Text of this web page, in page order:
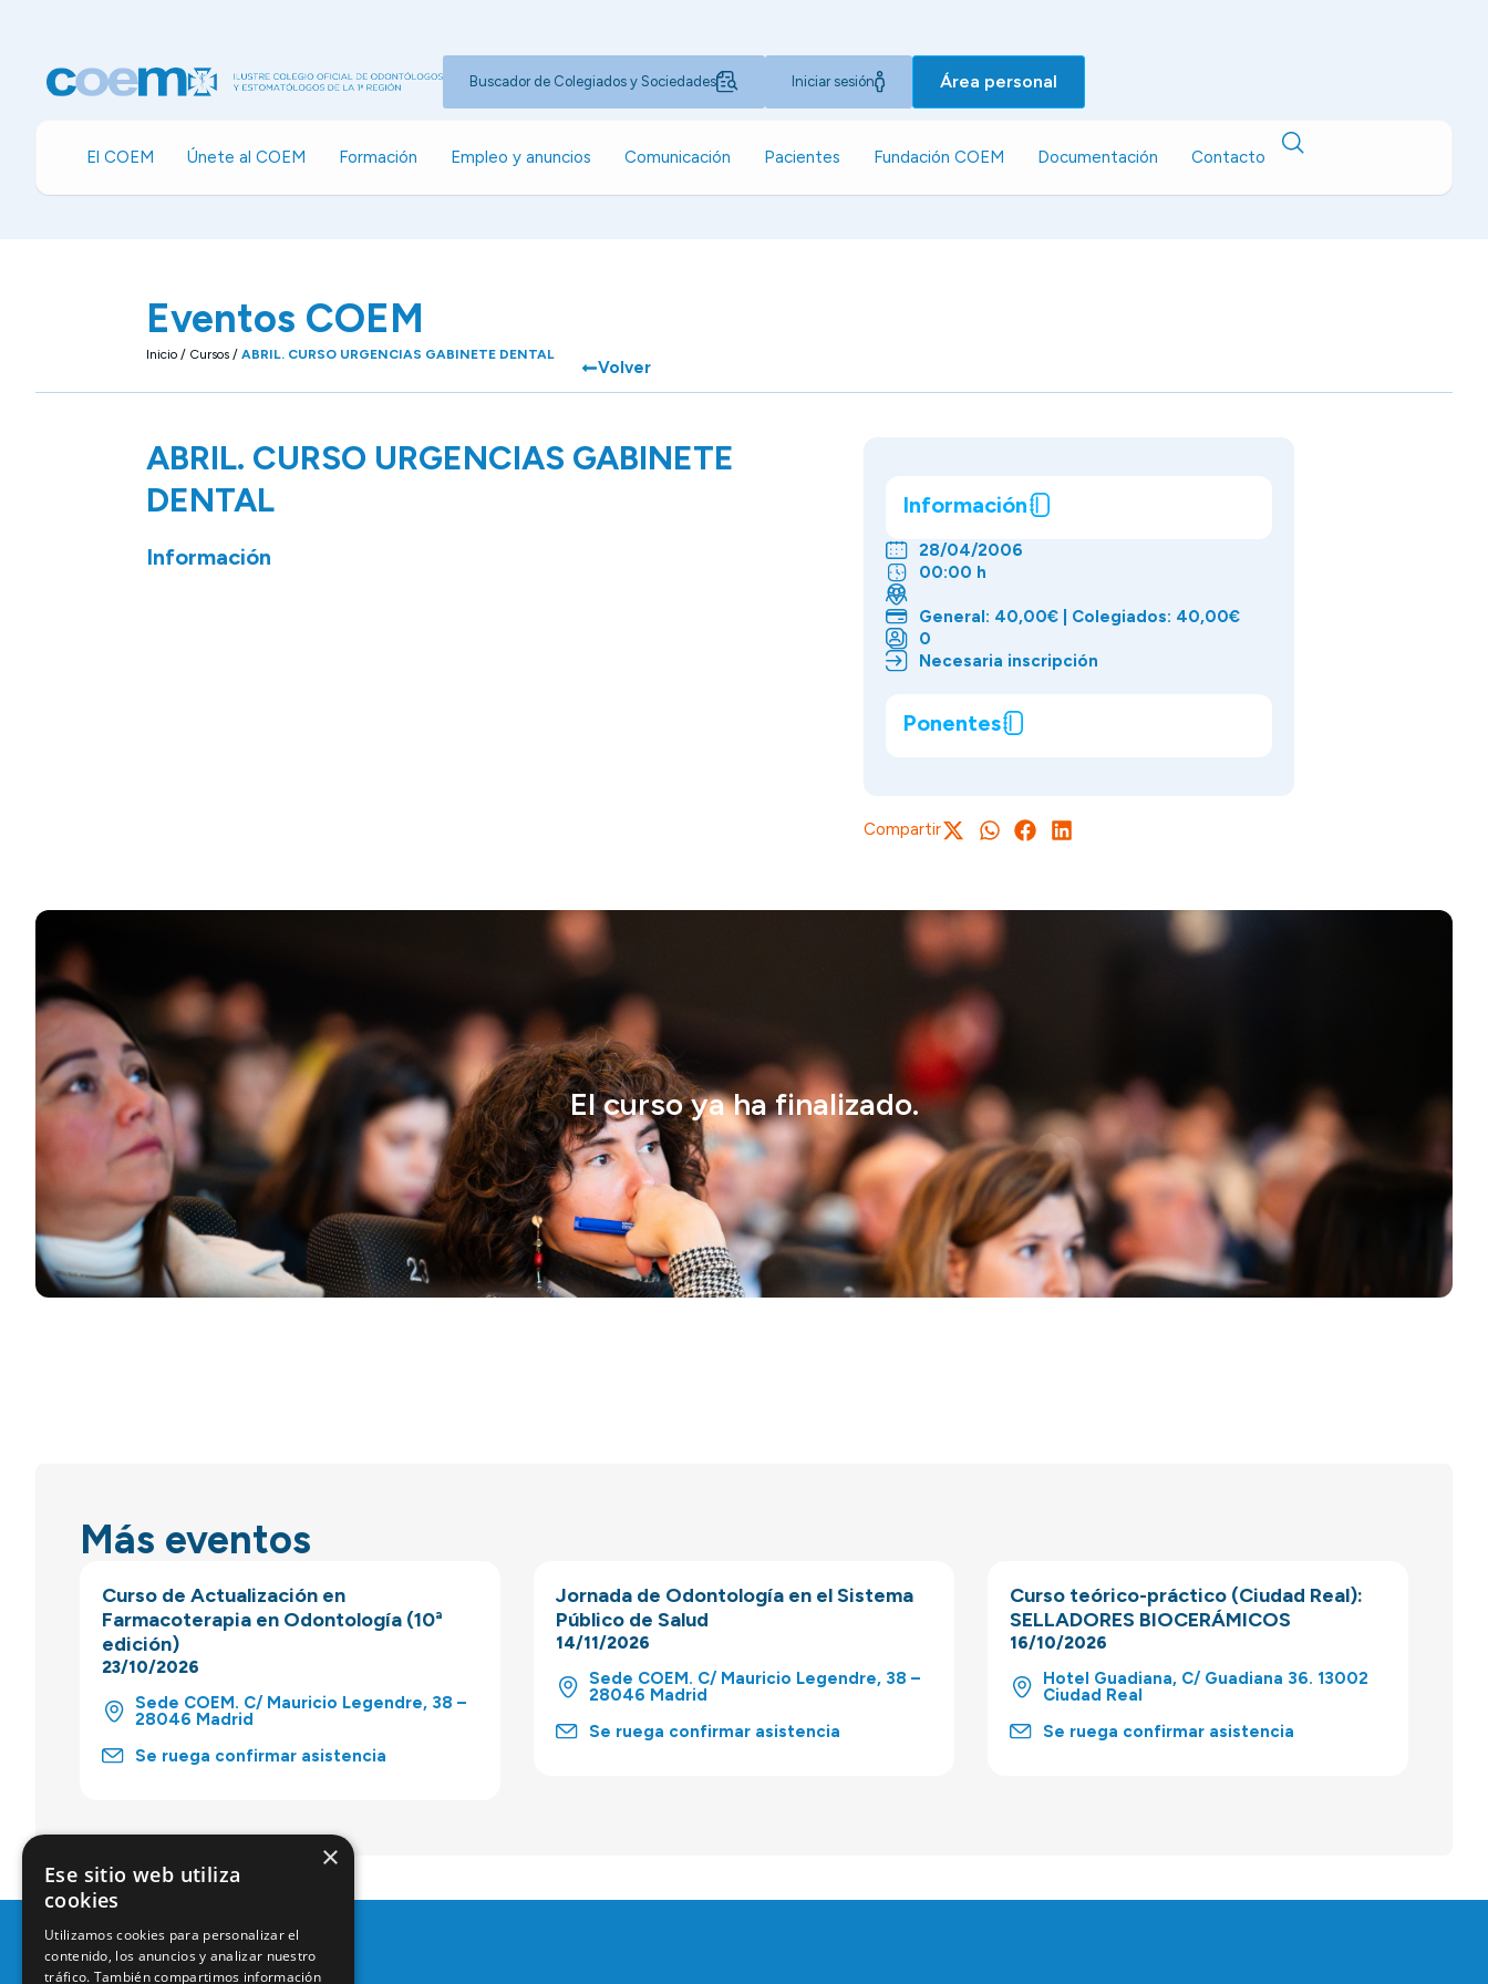
Buscador de Colegiados y Sociedades Iniciar sesión Área personal
El COEM Únete al COEM Formación Empleo y anuncios Comunicación Pacientes Fundación COEM Documentación Contacto
Eventos COEM
Inicio / Cursos / ABRIL. CURSO URGENCIAS GABINETE DENTAL
Volver
ABRIL. CURSO URGENCIAS GABINETE
DENTAL
Información
Información
28/04/2006
00:00 h
General: 40,00€ | Colegiados: 40,00€
0
Necesaria inscripción
Ponentes
Compartir
El curso ya ha finalizado.
Más eventos
Curso de Actualización en
Farmacoterapia en Odontología (10ª
edición)
23/10/2026
Sede COEM. C/ Mauricio Legendre, 38 –
28046 Madrid
Se ruega confirmar asistencia
Jornada de Odontología en el Sistema
Público de Salud
14/11/2026
Sede COEM. C/ Mauricio Legendre, 38 –
28046 Madrid
Se ruega confirmar asistencia
Curso teórico-práctico (Ciudad Real):
SELLADORES BIOCERÁMICOS
16/10/2026
Hotel Guadiana, C/ Guadiana 36. 13002
Ciudad Real
Se ruega confirmar asistencia
×
Ese sitio web utiliza
cookies
Utilizamos cookies para personalizar el
contenido, los anuncios y analizar nuestro
tráfico. También compartimos información